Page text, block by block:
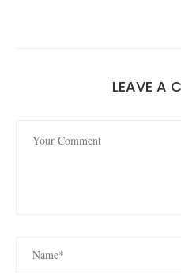
LEAVE A